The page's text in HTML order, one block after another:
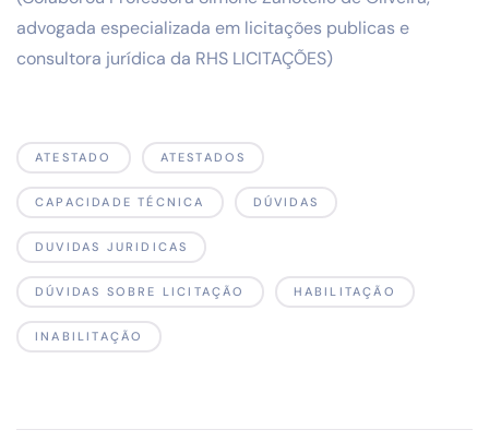
advogada especializada em licitações publicas e
consultora jurídica da RHS LICITAÇÕES)
ATESTADO ATESTADOS
CAPACIDADE TÉCNICA DÚVIDAS
DUVIDAS JURIDICAS
DÚVIDAS SOBRE LICITAÇÃO HABILITAÇÃO
INABILITAÇÃO